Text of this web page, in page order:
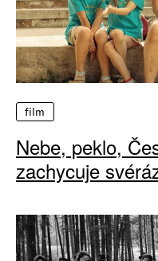
film
Nebe, peklo,
zachycuje